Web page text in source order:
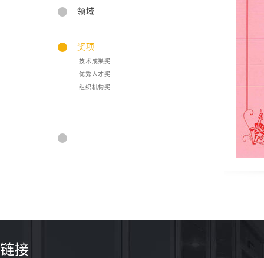
领域
奖项
技术成果奖
优秀人才奖
组织机构奖
链接